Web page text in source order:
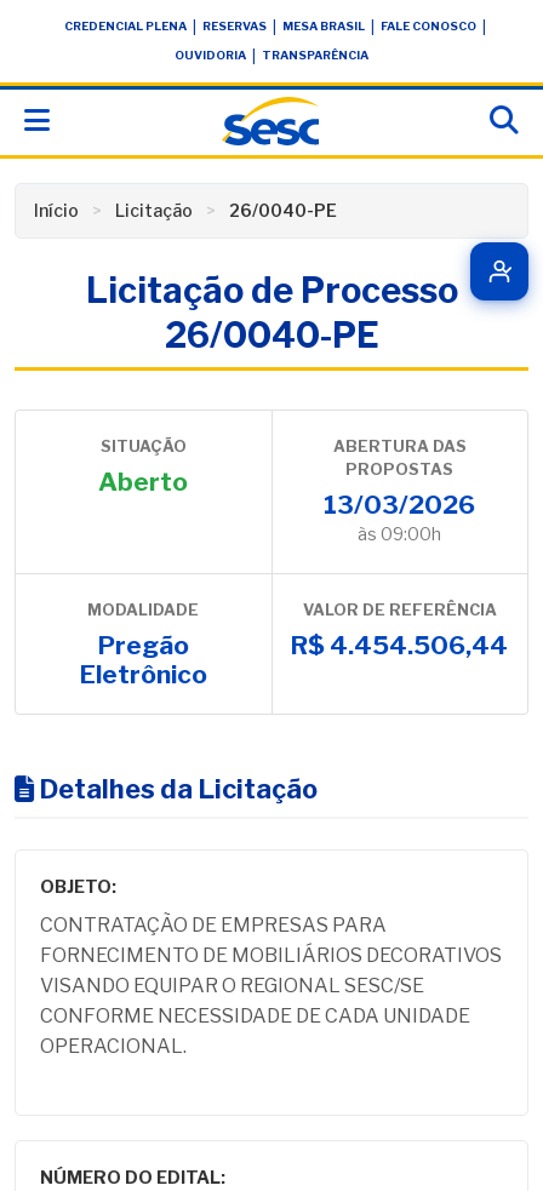
conteúdoCREDENCIAL PLENA RESERVAS MESA BRASIL FALE CONOSCO
OUVIDORIA TRANSPARÊNCIA
Início Licitação 26/0040-PE
Licitação de Processo
26/0040-PE
SITUAÇÃO
Aberto
ABERTURA DAS
PROPOSTAS
13/03/2026
às 09:00h
MODALIDADE
Pregão
Eletrônico
VALOR DE REFERÊNCIA
R$ 4.454.506,44
Detalhes da Licitação
OBJETO:
CONTRATAÇÃO DE EMPRESAS PARA
FORNECIMENTO DE MOBILIÁRIOS DECORATIVOS
VISANDO EQUIPAR O REGIONAL SESC/SE
CONFORME NECESSIDADE DE CADA UNIDADE
OPERACIONAL.
NÚMERO DO EDITAL: